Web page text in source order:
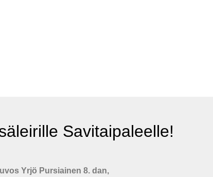
Savitaipaleelle!
Yrjö Pursiainen 8. dan,